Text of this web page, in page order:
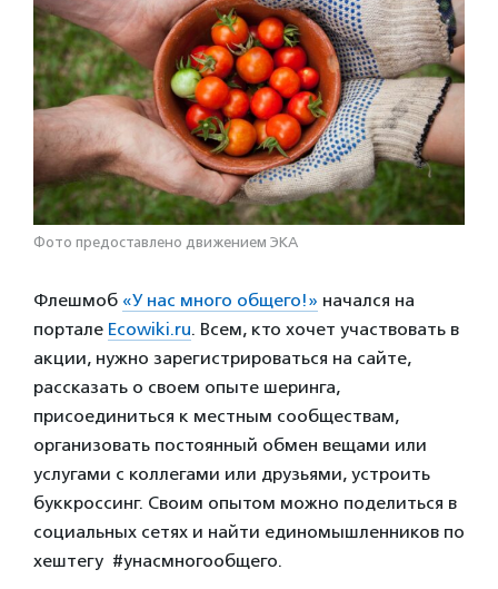
Фото предоставлено движением ЭКА
Флешмоб «У нас много общего!» начался на
портале Ecowiki.ru. Всем, кто хочет участвовать в
акции, нужно зарегистрироваться на сайте,
рассказать о своем опыте шеринга,
присоединиться к местным сообществам,
организовать постоянный обмен вещами или
услугами с коллегами или друзьями, устроить
буккроссинг. Своим опытом можно поделиться в
социальных сетях и найти единомышленников по
хештегу #унасмногообщего.